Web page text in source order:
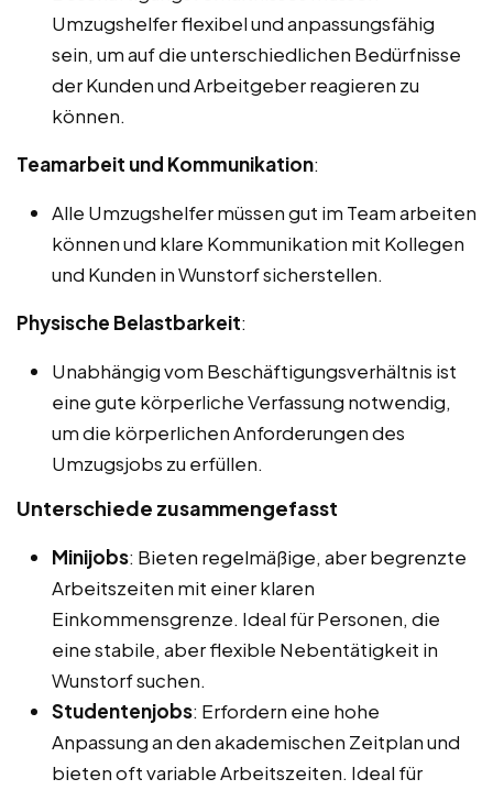
Umzugshelfer flexibel und anpassungsfähig
sein, um auf die unterschiedlichen Bedürfnisse
der Kunden und Arbeitgeber reagieren zu
können.
Teamarbeit und Kommunikation:
Alle Umzugshelfer müssen gut im Team arbeiten
können und klare Kommunikation mit Kollegen
und Kunden in Wunstorf sicherstellen.
Physische Belastbarkeit:
Unabhängig vom Beschäftigungsverhältnis ist
eine gute körperliche Verfassung notwendig,
um die körperlichen Anforderungen des
Umzugsjobs zu erfüllen.
Unterschiede zusammengefasst
Minijobs: Bieten regelmäßige, aber begrenzte
Arbeitszeiten mit einer klaren
Einkommensgrenze. Ideal für Personen, die
eine stabile, aber flexible Nebentätigkeit in
Wunstorf suchen.
Studentenjobs: Erfordern eine hohe
Anpassung an den akademischen Zeitplan und
bieten oft variable Arbeitszeiten. Ideal für